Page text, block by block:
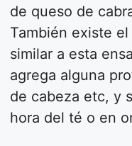
de queso de
También existe
similar a esta
agrega alguna
de cabeza etc, y
hora del té o en